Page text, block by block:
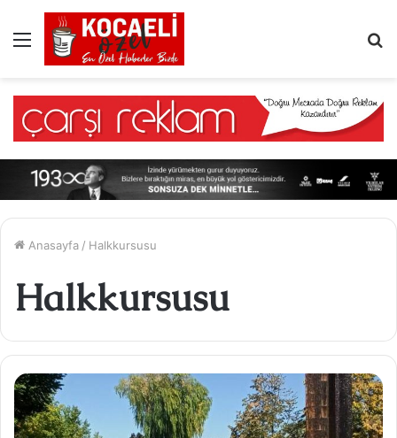
Menü
Anasayfa / Halkkursusu
Halkkursusu